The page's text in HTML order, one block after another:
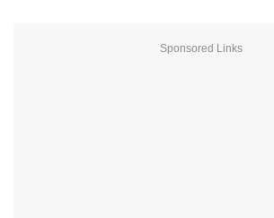
Sponsored Links